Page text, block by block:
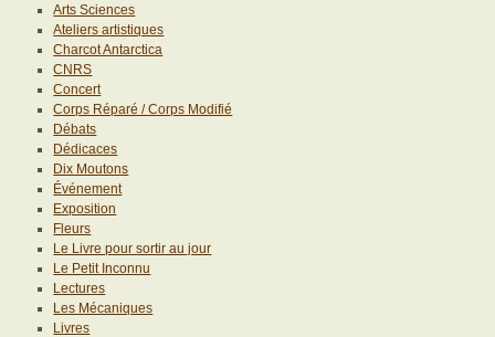
Arts Sciences
Ateliers artistiques
Charcot Antarctica
CNRS
Concert
Corps Réparé / Corps Modifié
Débats
Dédicaces
Dix Moutons
Événement
Exposition
Fleurs
Le Livre pour sortir au jour
Le Petit Inconnu
Lectures
Les Mécaniques
Livres